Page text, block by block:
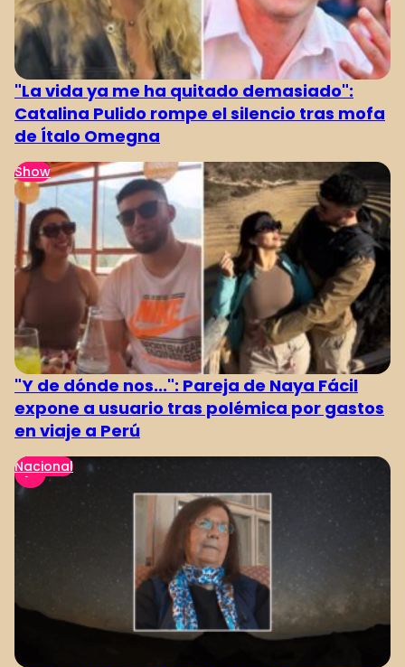
106410651066 1067 106810691070
"La vida ya me ha quitado demasiado":
Catalina Pulido rompe el silencio tras mofa
de Ítalo Omegna
Show
"Y de dónde nos...": Pareja de Naya Fácil
expone a usuario tras polémica por gastos
en viaje a Perú
Nacional